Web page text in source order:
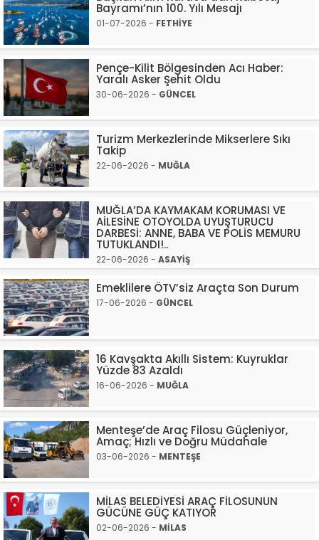
Bayramı’nın 100. Yılı Mesajı
01-07-2026 - FETHİYE
Pençe-Kilit Bölgesinden Acı Haber:
Yaralı Asker Şehit Oldu
30-06-2026 - GÜNCEL
Turizm Merkezlerinde Mikserlere Sıkı
Takip
22-06-2026 - MUĞLA
MUĞLA’DA KAYMAKAM KORUMASI VE
AİLESİNE OTOYOLDA UYUŞTURUCU
DARBESİ: ANNE, BABA VE POLİS MEMURU
TUTUKLANDI!..
22-06-2026 - ASAYİŞ
Emeklilere ÖTV’siz Araçta Son Durum
17-06-2026 - GÜNCEL
16 Kavşakta Akıllı Sistem: Kuyruklar
Yüzde 83 Azaldı
16-06-2026 - MUĞLA
Menteşe’de Araç Filosu Güçleniyor,
Amaç; Hızlı ve Doğru Müdahale
03-06-2026 - MENTEŞE
MİLAS BELEDİYESİ ARAÇ FİLOSUNUN
GÜCÜNE GÜÇ KATIYOR
02-06-2026 - MİLAS